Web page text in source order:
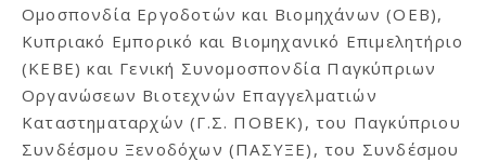
Ομοσπονδία Εργοδοτών και Βιομηχάνων (ΟΕΒ),
Κυπριακό Εμπορικό και Βιομηχανικό Επιμελητήριο
(ΚΕΒΕ) και Γενική Συνομοσπονδία Παγκύπριων
Οργανώσεων Βιοτεχνών Επαγγελματιών
Καταστηματαρχών (Γ.Σ. ΠΟΒΕΚ), του Παγκύπριου
Συνδέσμου Ξενοδόχων (ΠΑΣΥΞΕ), του Συνδέσμου